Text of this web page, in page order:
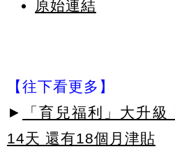
原始連結
【往下看更多】
►
「育兒福利」大升
14天 還有18個月津貼